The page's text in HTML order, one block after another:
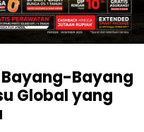
Bayang
Global yang